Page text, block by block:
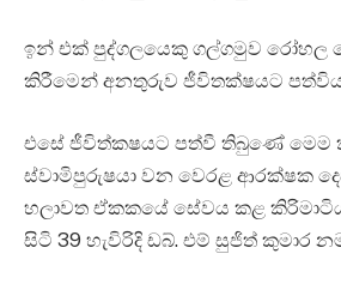
ඉන් එක් පුද්ගලයෙකු ගල්ගමුව රෝහල
කිරීමෙන් අනතුරුව ජීවිතක්ෂයට
එසේ ජීවිත්කෂයට පත්වී තිබුණේ මෙම
ස්වාමිපුරුෂයා වන වෙරළ ආරක්ෂක
හලාවත ඒකකයේ සේවය කළ
සිටි 39 හැවිරිදි ඩබ්. එම් සුජිත් කුමාර